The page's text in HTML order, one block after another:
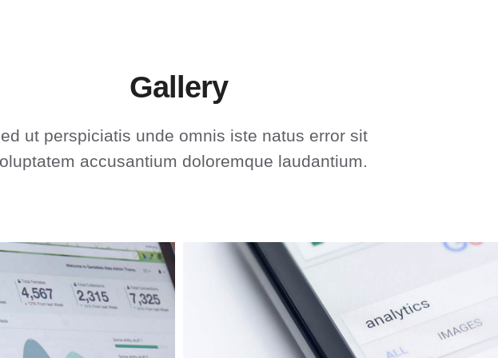
Gallery
ut perspiciatis unde omnis iste natus error sit
accusantium doloremque laudantium.